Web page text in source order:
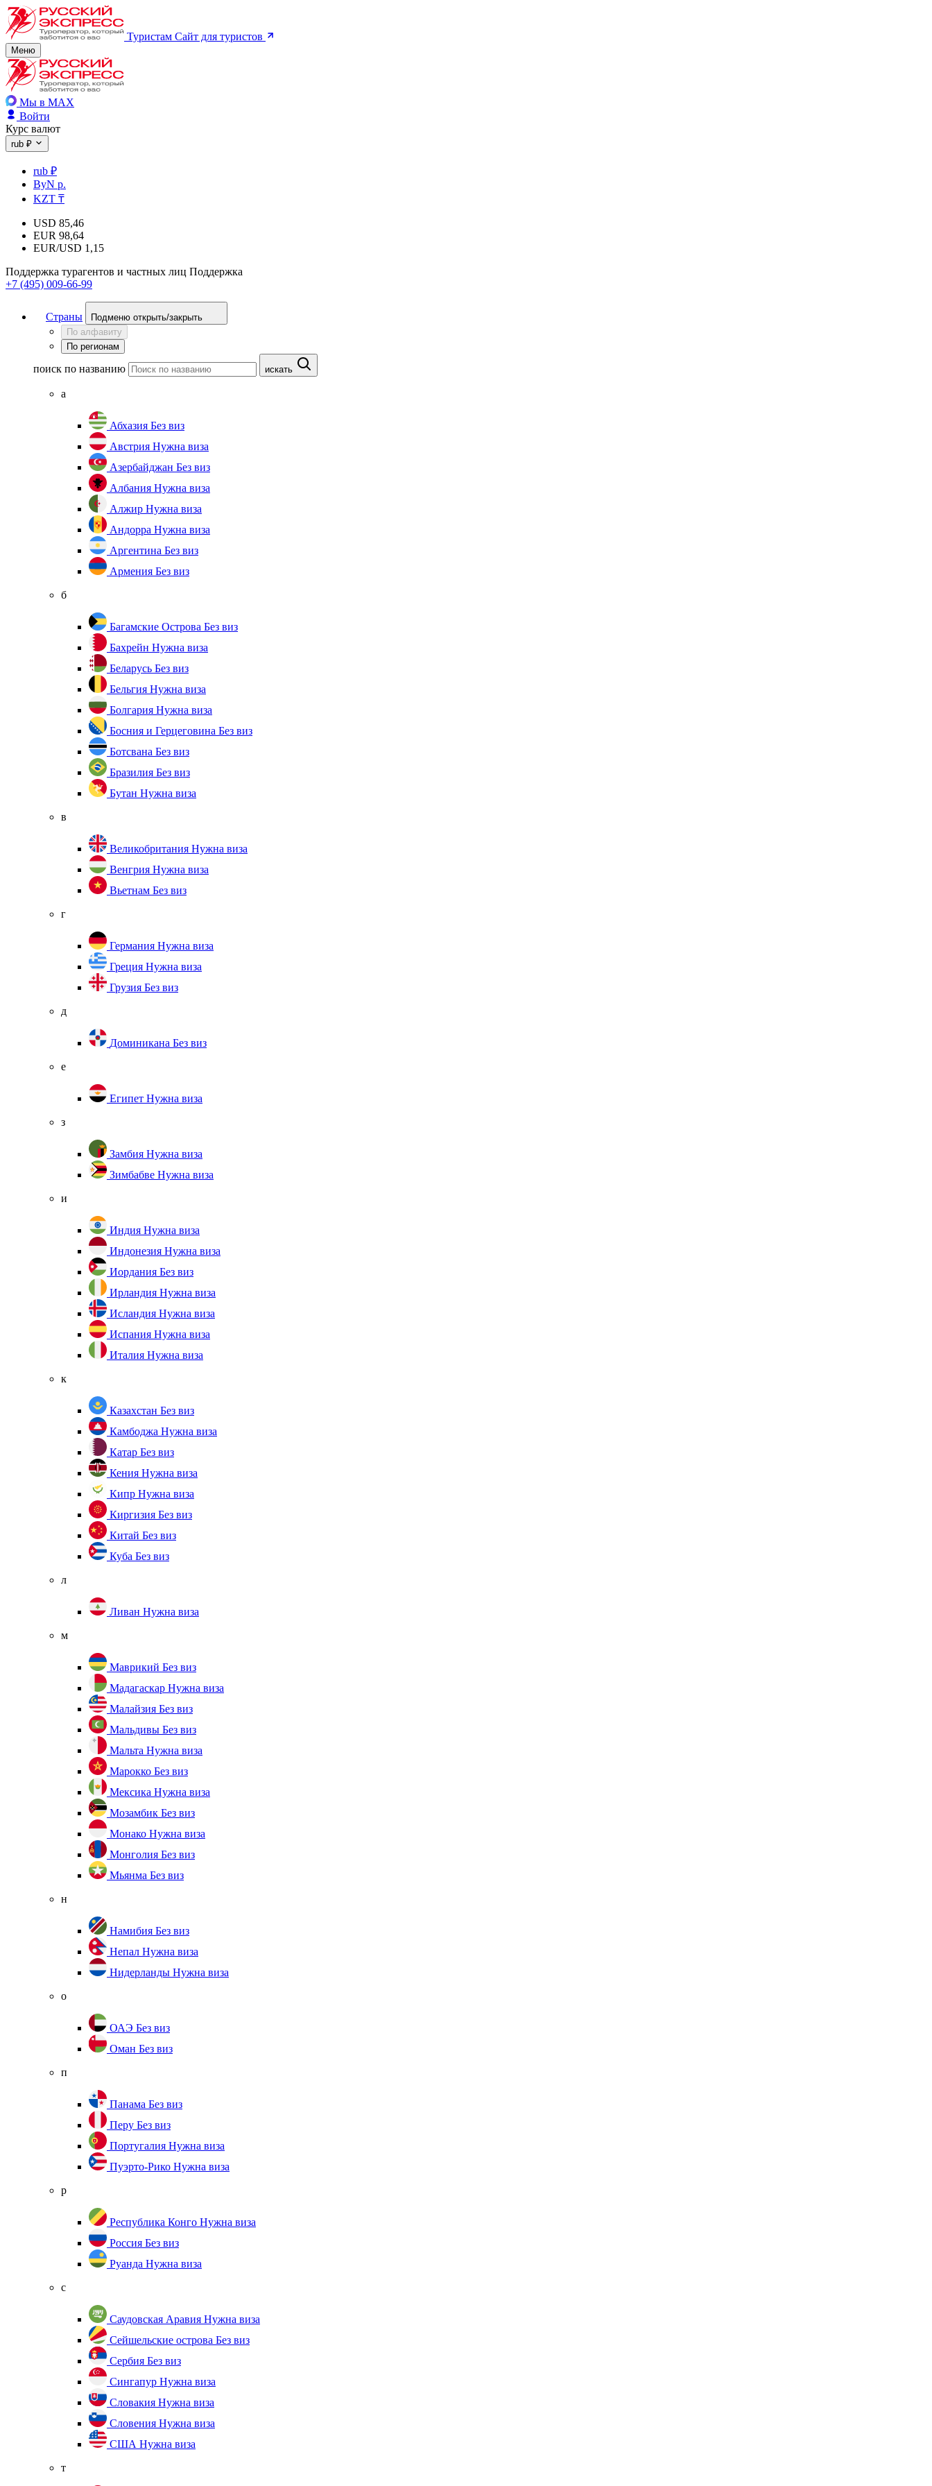
Туристам Сайт для туристов
Меню
Мы в MAX
Войти
Курс валют
rub ₽
rub ₽
ByN р.
KZT ₸
USD 85,46
EUR 98,64
EUR/USD 1,15
Поддержка турагентов и частных лиц Поддержка
+7 (495) 009-66-99
Страны
Подменю открыть/закрыть
По алфавиту
По регионам
поиск по названию искать
а
Абхазия Без виз
Австрия Нужна виза
Азербайджан Без виз
Албания Нужна виза
Алжир Нужна виза
Андорра Нужна виза
Аргентина Без виз
Армения Без виз
б
Багамские Острова Без виз
Бахрейн Нужна виза
Беларусь Без виз
Бельгия Нужна виза
Болгария Нужна виза
Босния и Герцеговина Без виз
Ботсвана Без виз
Бразилия Без виз
Бутан Нужна виза
в
Великобритания Нужна виза
Венгрия Нужна виза
Вьетнам Без виз
г
Германия Нужна виза
Греция Нужна виза
Грузия Без виз
д
Доминикана Без виз
е
Египет Нужна виза
з
Замбия Нужна виза
Зимбабве Нужна виза
и
Индия Нужна виза
Индонезия Нужна виза
Иордания Без виз
Ирландия Нужна виза
Исландия Нужна виза
Испания Нужна виза
Италия Нужна виза
к
Казахстан Без виз
Камбоджа Нужна виза
Катар Без виз
Кения Нужна виза
Кипр Нужна виза
Киргизия Без виз
Китай Без виз
Куба Без виз
л
Ливан Нужна виза
м
Маврикий Без виз
Мадагаскар Нужна виза
Малайзия Без виз
Мальдивы Без виз
Мальта Нужна виза
Марокко Без виз
Мексика Нужна виза
Мозамбик Без виз
Монако Нужна виза
Монголия Без виз
Мьянма Без виз
н
Намибия Без виз
Непал Нужна виза
Нидерланды Нужна виза
о
ОАЭ Без виз
Оман Без виз
п
Панама Без виз
Перу Без виз
Португалия Нужна виза
Пуэрто-Рико Нужна виза
р
Республика Конго Нужна виза
Россия Без виз
Руанда Нужна виза
с
Саудовская Аравия Нужна виза
Сейшельские острова Без виз
Сербия Без виз
Сингапур Нужна виза
Словакия Нужна виза
Словения Нужна виза
США Нужна виза
т